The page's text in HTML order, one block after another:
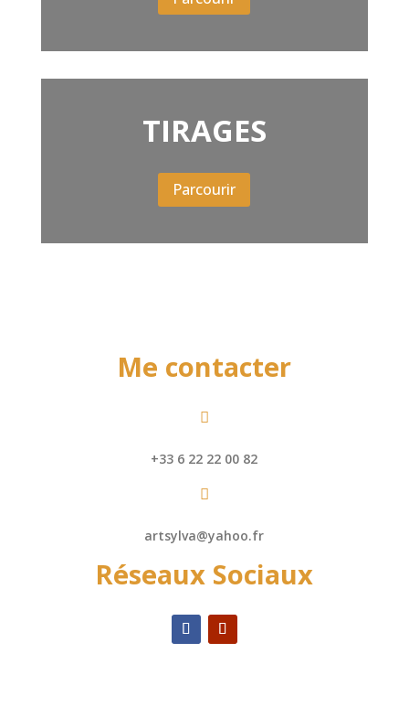
TIRAGES
Parcourir
Me contacter

+33 6 22 22 00 82

artsylva@yahoo.fr
Réseaux Sociaux